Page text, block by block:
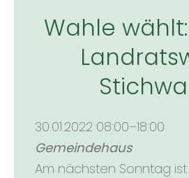
Wahle
30.01.2022 08:00–18:00
Gemeindehaus
Am nächsten Sonntag